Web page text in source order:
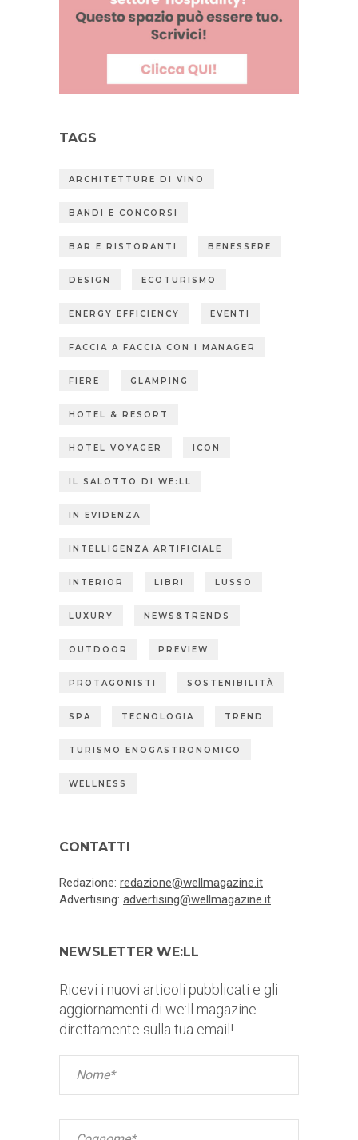
TAGS
ARCHITETTURE DI VINO
BANDI E CONCORSI
BAR E RISTORANTI BENESSERE
DESIGN ECOTURISMO
ENERGY EFFICIENCY EVENTI
FACCIA A FACCIA CON I MANAGER
FIERE GLAMPING
HOTEL & RESORT
HOTEL VOYAGER ICON
IL SALOTTO DI WE:LL
IN EVIDENZA
INTELLIGENZA ARTIFICIALE
INTERIOR LIBRI LUSSO
LUXURY NEWS&TRENDS
OUTDOOR PREVIEW
PROTAGONISTI SOSTENIBILITÀ
SPA TECNOLOGIA TREND
TURISMO ENOGASTRONOMICO
WELLNESS
CONTATTI
Redazione: redazione@wellmagazine.it
Advertising: advertising@wellmagazine.it
NEWSLETTER WE:LL
Ricevi i nuovi articoli pubblicati e gli
aggiornamenti di we:ll magazine
direttamente sulla tua email!